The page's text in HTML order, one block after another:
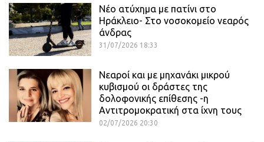
Νέο ατύχημα με πατίνι στο
Ηράκλειο- Στο νοσοκομείο νεαρός
άνδρας
31/07/2026 18:33
Νεαροί και με μηχανάκι μικρού
κυβισμού οι δράστες της
δολοφονικής επίθεσης -η
Αντιτρομοκρατική στα ίχνη τους
02/07/2026 20:30